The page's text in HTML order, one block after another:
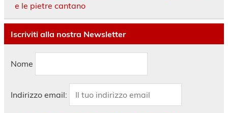
e le pietre cantano
Iscriviti alla nostra Newsletter
Nome
Indirizzo email: